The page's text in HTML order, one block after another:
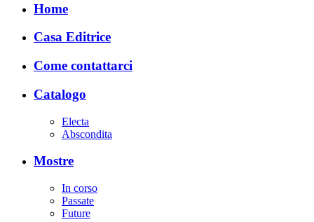
Home
Casa Editrice
Come contattarci
Catalogo
Electa
Abscondita
Mostre
In corso
Passate
Future